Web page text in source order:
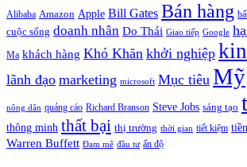
Alibaba Amazon Apple Bill Gates Bán hàng
cuộc sống doanh nhân Do Thái Giao tiếp Google
Ma khách hàng Khó Khăn khởi nghiệp
lãnh đạo marketing microsoft Mục tiêu Mỹ
nông dân quảng cáo Richard Branson Steve Jobs sáng tạo
thông minh thất bại thị trường thời gian tiết kiệm
Warren Buffett Đam mê đầu tư ấn độ